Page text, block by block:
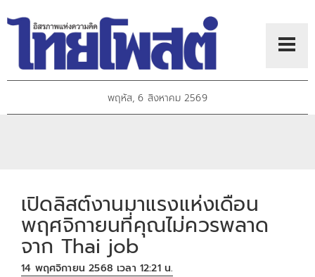
พฤหัส, 6 สิงหาคม 2569
เปิดลิสต์งานมาแรงแห่งเดือน
พฤศจิกายนที่คุณไม่ควรพลาด
จาก Thai job
14 พฤศจิกายน 2568 เวลา 12:21 น.